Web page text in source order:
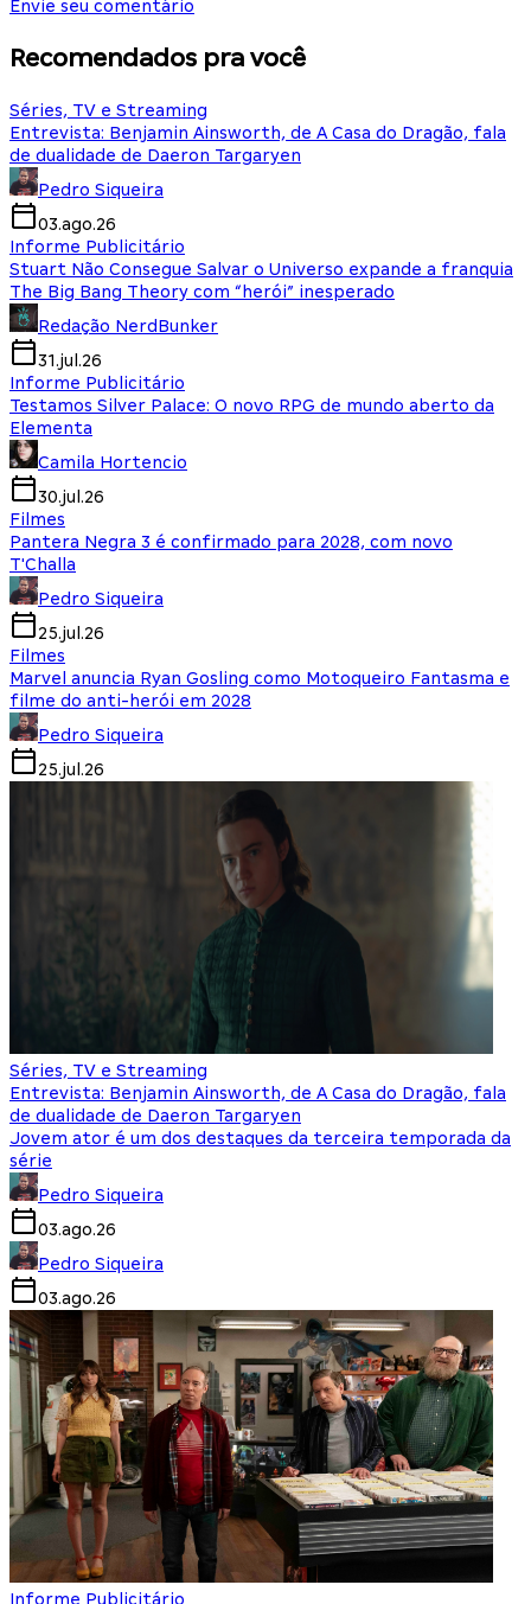
Envie seu comentário
Recomendados pra você
Séries, TV e Streaming
Entrevista: Benjamin Ainsworth, de A Casa do Dragão, fala
de dualidade de Daeron Targaryen
Pedro Siqueira
03.ago.26
Informe Publicitário
Stuart Não Consegue Salvar o Universo expande a franquia
The Big Bang Theory com “herói” inesperado
Redação NerdBunker
31.jul.26
Informe Publicitário
Testamos Silver Palace: O novo RPG de mundo aberto da
Elementa
Camila Hortencio
30.jul.26
Filmes
Pantera Negra 3 é confirmado para 2028, com novo
T'Challa
Pedro Siqueira
25.jul.26
Filmes
Marvel anuncia Ryan Gosling como Motoqueiro Fantasma e
filme do anti-herói em 2028
Pedro Siqueira
25.jul.26
Séries, TV e Streaming
Entrevista: Benjamin Ainsworth, de A Casa do Dragão, fala
de dualidade de Daeron Targaryen
Jovem ator é um dos destaques da terceira temporada da
série
Pedro Siqueira
03.ago.26
Pedro Siqueira
03.ago.26
Informe Publicitário